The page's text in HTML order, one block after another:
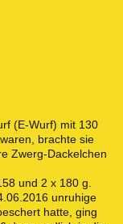
(E-Wurf) mit 130
brachte sie
Zwerg-Dackelchen
und 2 x 180 g.
unruhige
hatte, ging